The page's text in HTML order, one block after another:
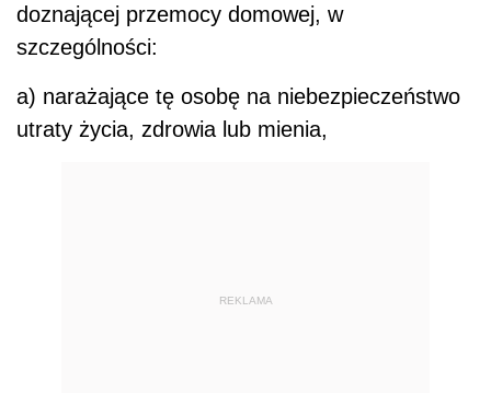
doznającej przemocy domowej, w
szczególności:
a) narażające tę osobę na niebezpieczeństwo
utraty życia, zdrowia lub mienia,
REKLAMA